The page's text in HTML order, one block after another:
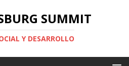
SUMMIT
Y DESARROLLO